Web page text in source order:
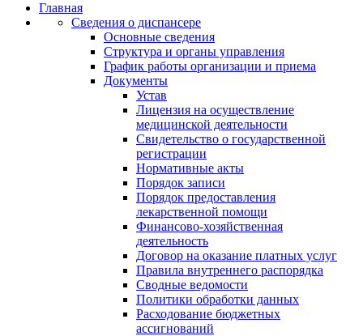
Главная
Сведения о диспансере
Основные сведения
Структура и органы управления
График работы организации и приема
Документы
Устав
Лицензия на осуществление
медицинской деятельности
Свидетельство о государственной
регистрации
Нормативные акты
Порядок записи
Порядок предоставления
лекарственной помощи
Финансово-хозяйственная
деятельность
Договор на оказание платных услуг
Правила внутреннего распорядка
Сводные ведомости
Политики обработки данных
Расходование бюджетных
ассигнований